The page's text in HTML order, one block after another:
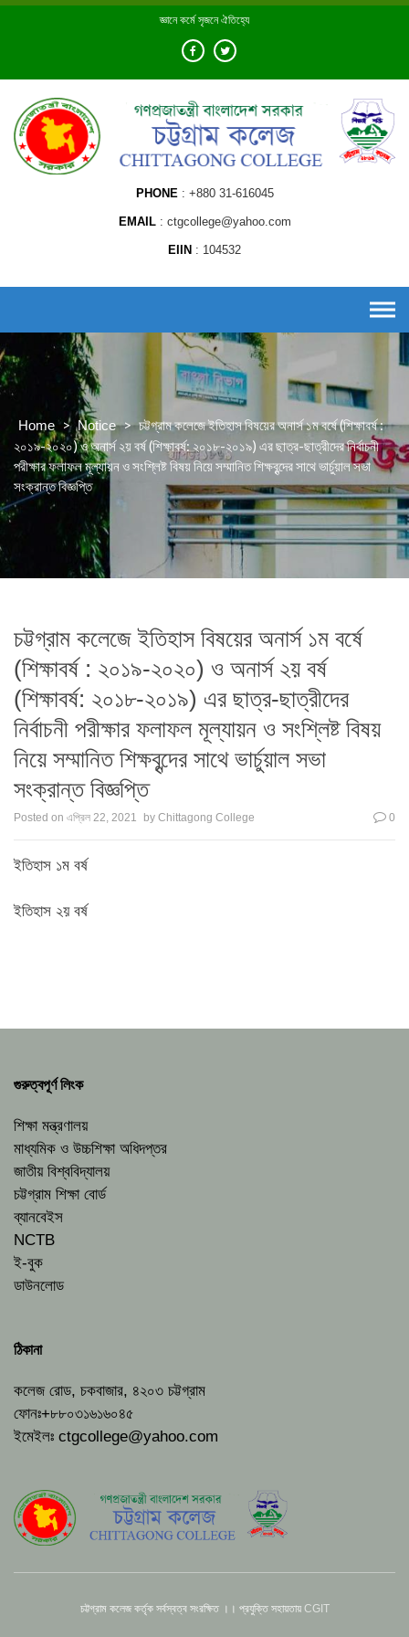
Skip
জ্ঞানে কর্মে সৃজনে ঐতিহ্যে
PHONE +880 31-616045
EMAIL ctgcollege@yahoo.com
EIIN 104532
Home > Notice > চট্টগ্রাম কলেজে ইতিহাস বিষয়ের অনার্স ১ম বর্ষে (শিক্ষাবর্ষ :
২০১৯-২০২০) ও অনার্স ২য় বর্ষ (শিক্ষাবর্ষ: ২০১৮-২০১৯) এর ছাত্র-ছাত্রীদের নির্বাচনী
পরীক্ষার ফলাফল মূল্যায়ন ও সংশ্লিষ্ট বিষয় নিয়ে সম্মানিত শিক্ষবৃন্দের সাথে ভার্চুয়াল সভা
সংক্রান্ত বিজ্ঞপ্তি
চট্টগ্রাম কলেজে ইতিহাস বিষয়ের অনার্স ১ম বর্ষে
(শিক্ষাবর্ষ : ২০১৯-২০২০) ও অনার্স ২য় বর্ষ
(শিক্ষাবর্ষ: ২০১৮-২০১৯) এর ছাত্র-ছাত্রীদের
নির্বাচনী পরীক্ষার ফলাফল মূল্যায়ন ও সংশ্লিষ্ট বিষয়
নিয়ে সম্মানিত শিক্ষবৃন্দের সাথে ভার্চুয়াল সভা
সংক্রান্ত বিজ্ঞপ্তি
Posted on এপ্রিল 22, 2021 by Chittagong College 0
ইতিহাস ১ম বর্ষ
ইতিহাস ২য় বর্ষ
গুরুত্বপূর্ণ লিংক
শিক্ষা মন্ত্রণালয়
মাধ্যমিক ও উচ্চশিক্ষা অধিদপ্তর
জাতীয় বিশ্ববিদ্যালয়
চট্টগ্রাম শিক্ষা বোর্ড
ব্যানবেইস
NCTB
ই-বুক
ডাউনলোড
ঠিকানা
কলেজ রোড, চকবাজার, ৪২০৩ চট্টগ্রাম
ফোনঃ+৮৮০৩১৬১৬০৪৫
ইমেইলঃ ctgcollege@yahoo.com
চট্টগ্রাম কলেজ কর্তৃক সর্বস্বত্ব সংরক্ষিত ।। প্রযুক্তি সহায়তায় CGIT